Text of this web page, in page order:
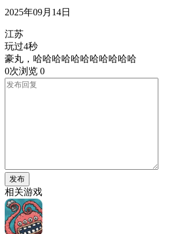
2025年09月14日
江苏
玩过4秒
豪丸，哈哈哈哈哈哈哈哈哈哈哈
0次浏览 0
发布
相关游戏